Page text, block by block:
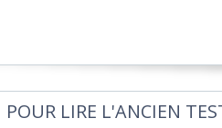
‎POUR LIRE L'ANCIEN